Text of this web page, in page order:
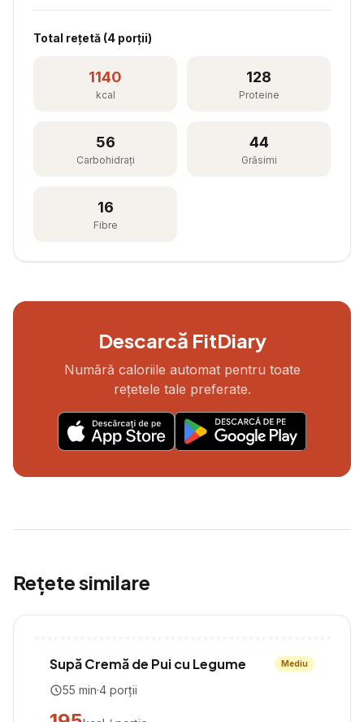
Total rețetă (4 porții)
1140
kcal
128
Proteine
56
Carbohidrați
44
Grăsimi
16
Fibre
Descarcă FitDiary
Numără caloriile automat pentru toate
rețetele tale preferate.
Rețete similare
Supă Cremă de Pui cu Legume Mediu
55 min·4 porții